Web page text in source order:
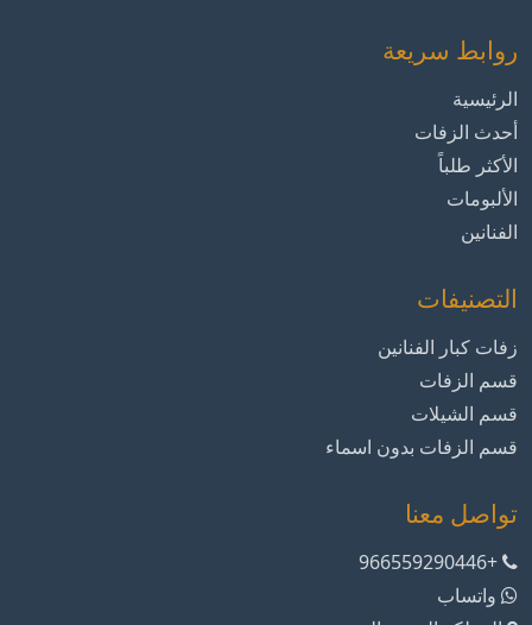
روابط سريعة
الرئيسية
أحدث الزفات
الأكثر طلباً
الألبومات
الفنانين
التصنيفات
زفات كبار الفنانين
قسم الزفات
قسم الشيلات
قسم الزفات بدون اسماء
تواصل معنا
+966559290446
واتساب